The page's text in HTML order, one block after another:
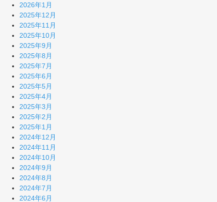
2026年1月
2025年12月
2025年11月
2025年10月
2025年9月
2025年8月
2025年7月
2025年6月
2025年5月
2025年4月
2025年3月
2025年2月
2025年1月
2024年12月
2024年11月
2024年10月
2024年9月
2024年8月
2024年7月
2024年6月